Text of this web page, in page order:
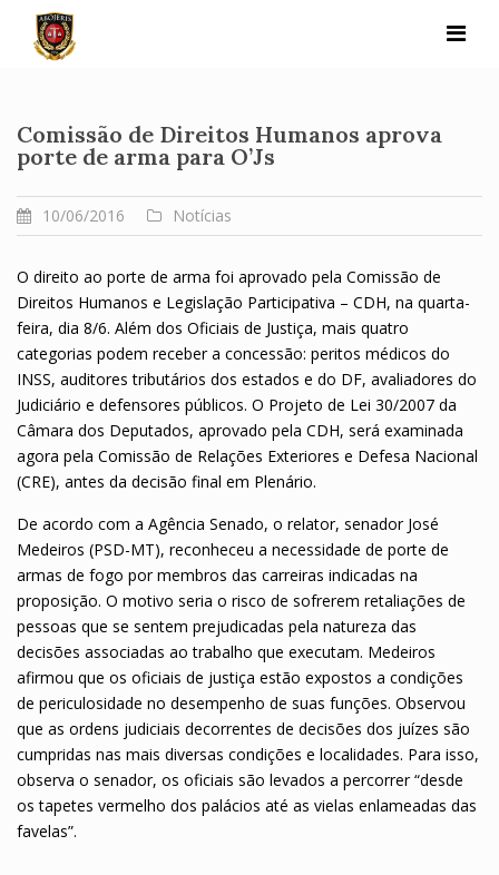
content
Comissão de Direitos Humanos aprova
porte de arma para O’Js
10/06/2016 Notícias
O direito ao porte de arma foi aprovado pela Comissão de
Direitos Humanos e Legislação Participativa – CDH, na quarta-
feira, dia 8/6. Além dos Oficiais de Justiça, mais quatro
categorias podem receber a concessão: peritos médicos do
INSS, auditores tributários dos estados e do DF, avaliadores do
Judiciário e defensores públicos. O Projeto de Lei 30/2007 da
Câmara dos Deputados, aprovado pela CDH, será examinada
agora pela Comissão de Relações Exteriores e Defesa Nacional
(CRE), antes da decisão final em Plenário.
De acordo com a Agência Senado, o relator, senador José
Medeiros (PSD-MT), reconheceu a necessidade de porte de
armas de fogo por membros das carreiras indicadas na
proposição. O motivo seria o risco de sofrerem retaliações de
pessoas que se sentem prejudicadas pela natureza das
decisões associadas ao trabalho que executam. Medeiros
afirmou que os oficiais de justiça estão expostos a condições
de periculosidade no desempenho de suas funções. Observou
que as ordens judiciais decorrentes de decisões dos juízes são
cumpridas nas mais diversas condições e localidades. Para isso,
observa o senador, os oficiais são levados a percorrer “desde
os tapetes vermelho dos palácios até as vielas enlameadas das
favelas”.